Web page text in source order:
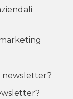
newsletter?